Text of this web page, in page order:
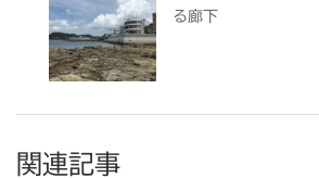
る廊下
関連記事